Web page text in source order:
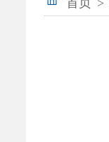
首页 >